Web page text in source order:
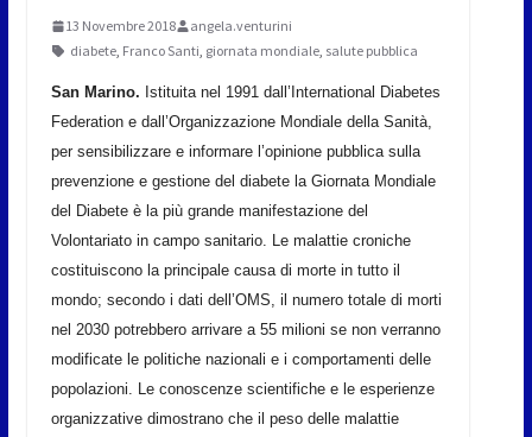
13 Novembre 2018
angela.venturini
diabete, Franco Santi, giornata mondiale, salute pubblica
San Marino. Istituita nel 1991 dall’International Diabetes
Federation e dall’Organizzazione Mondiale della Sanità,
per sensibilizzare e informare l’opinione pubblica sulla
prevenzione e gestione del diabete la Giornata Mondiale
del Diabete è la più grande manifestazione del
Volontariato in campo sanitario. Le malattie croniche
costituiscono la principale causa di morte in tutto il
mondo; secondo i dati dell’OMS, il numero totale di morti
nel 2030 potrebbero arrivare a 55 milioni se non verranno
modificate le politiche nazionali e i comportamenti delle
popolazioni. Le conoscenze scientifiche e le esperienze
organizzative dimostrano che il peso delle malattie